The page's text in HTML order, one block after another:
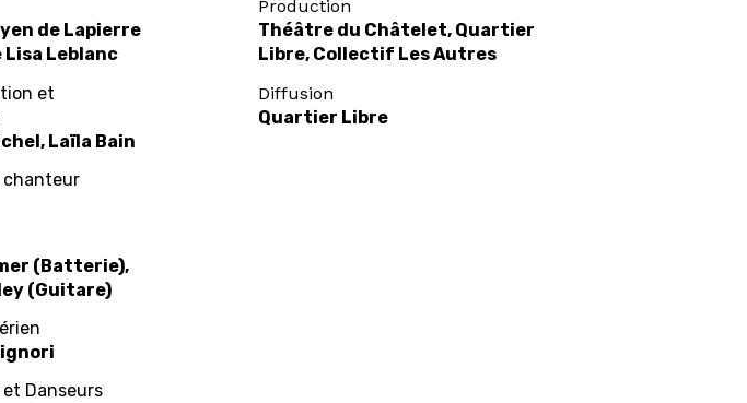
de Lapierre
Lisa Leblanc
et
Laïla Bain
chanteur
(Batterie),
(Guitare)
et Danseurs
Production
Théâtre du Châtelet, Quartier
Libre, Collectif Les Autres
Diffusion
Quartier Libre